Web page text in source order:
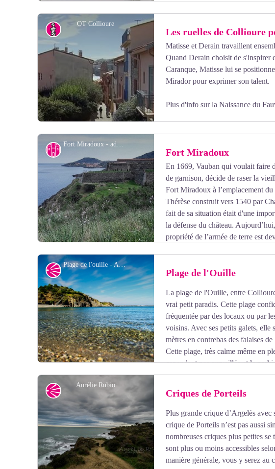
Voir l'image en plein écran
OT Collioure
Voir l'image en plein écran
Art Les ruelles de Collioure
Matisse et Derain travaillent
Quand Derain choisit de s'inspirer
Caranque, Matisse lui se
Mirador pour exprimer son talent.
Plus d'infosur la Naissance du
Fort Miradoux - admin66pm
Voir l'image en plein écran
Patrimoine historique majeur Fort Miradoux
En 1669, Vauban qui voulait faire
de garnison, décide de raser la
Fort Miradoux à l’emplacement
Thérèse construit vers 1540 par
fait de sa situation était d'une
la défense du château.
propriété de l’armée de terre est
Plage de l'ouille - Aurélie Rubio
Voir l'image en plein écran
Point de vue Plage de l'Ouille
La plage de l'Ouille, entre
vrai petit paradis. Cette plage
fréquentée par des locaux ou par
voisins. Avec ses petits galets, elle
mètres en contrebas des falaises
Cette plage, très calme même en
cependant pas surveillée et le
assez éloigné. En bref, un endroit idéal pour être à l'écart de la foule.
Aurélie Rubio
Point de vue Criques de Porteils
Plus grande crique d’Argelès avec
crique de Porteils n’est pas aussi
nombreuses criques plus petites se
sont plus ou moins accessibles
manière générale, vous y serez au